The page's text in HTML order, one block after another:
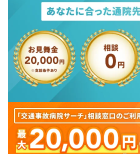
前”が、患者さんにとっては決して当
を、身をもって感じた経験です。
その経験から、専門用語をわかりやす
り、難しい話も順を追って説明したり
た知識のない方も理解しやすい記事に
す。
たいメッセージをお聞かせください。
交通事故に遭われた方が一人で不安
病院サーチを活用することで安心して
なってほしいです。
交通事故に遭うと、怪我のことだけ